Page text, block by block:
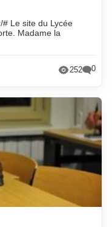
Le site du Lycée
Madame la
252 0